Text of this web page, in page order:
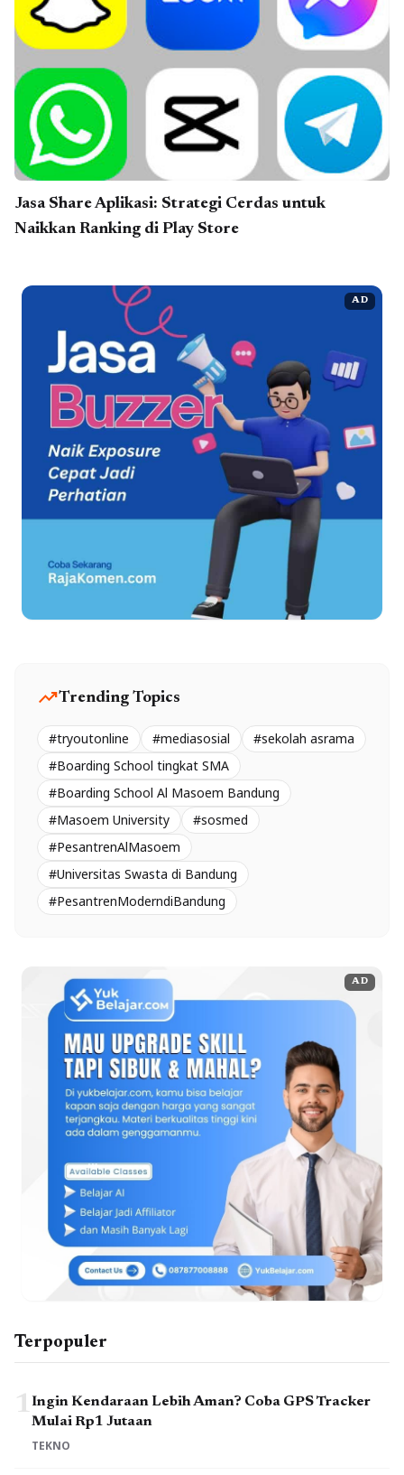
Jasa Share Aplikasi: Strategi Cerdas untuk
Naikkan Ranking di Play Store
AD
trending_upTrending Topics
#tryoutonline #mediasosial
#sekolah asrama
#Boarding School tingkat SMA
#Boarding School Al Masoem Bandung
#Masoem University
#sosmed
#PesantrenAlMasoem
#Universitas Swasta di Bandung
#PesantrenModerndiBandung
AD
Terpopuler
1Ingin Kendaraan Lebih Aman? Coba GPS Tracker
Mulai Rp1 Jutaan
TEKNO